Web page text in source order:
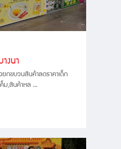
งนา
ยกขบวนสินค้าลดราคาเด็ก
ม,สินค้าหล ...